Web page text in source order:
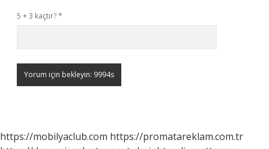
5 + 3 kaçtır?*
https://mobilyaclub.com https://promatareklam.com.tr